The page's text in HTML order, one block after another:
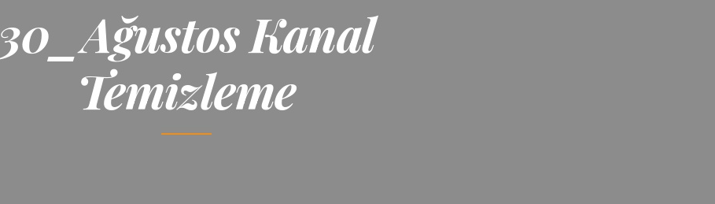
30_Ağustos Kanal
Temizleme